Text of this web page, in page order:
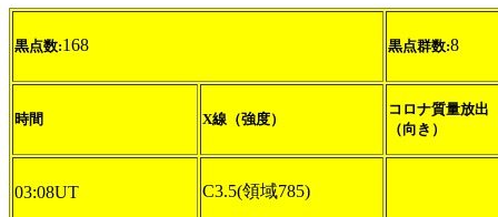
黒点数:168 黒点群数:8
時間 X線（強度）
コロナ質量放出
（向き）
03:08UT C3.5(領域785)